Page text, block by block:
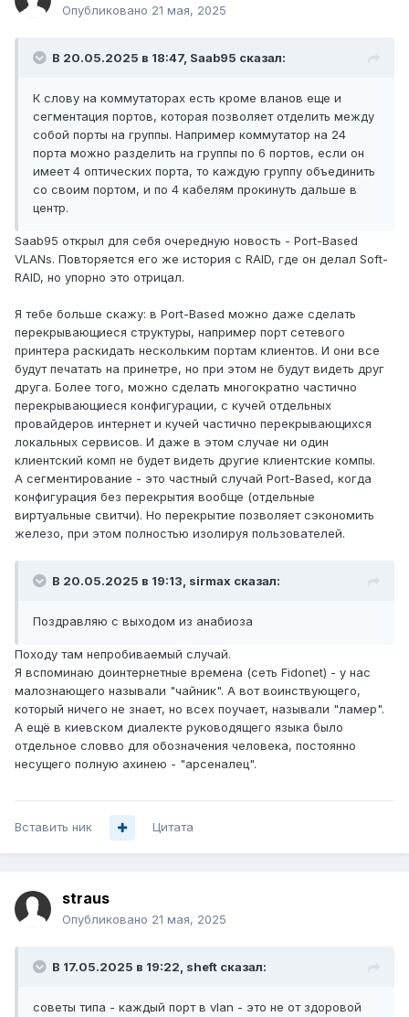
Опубликовано 21 мая, 2025
В 20.05.2025 в 18:47, Saab95 сказал:
К слову на коммутаторах есть кроме вланов еще и
сегментация портов, которая позволяет отделить между
собой порты на группы. Например коммутатор на 24
порта можно разделить на группы по 6 портов, если он
имеет 4 оптических порта, то каждую группу объединить
со своим портом, и по 4 кабелям прокинуть дальше в
центр.
Saab95 открыл для себя очередную новость - Port-Based
VLANs. Повторяется его же история с RAID, где он делал Soft-
RAID, но упорно это отрицал.
Я тебе больше скажу: в Port-Based можно даже сделать
перекрывающиеся структуры, например порт сетевого
принтера раскидать нескольким портам клиентов. И они все
будут печатать на принетре, но при этом не будут видеть друг
друга. Более того, можно сделать многократно частично
перекрывающиеся конфигурации, с кучей отдельных
провайдеров интернет и кучей частично перекрывающихся
локальных сервисов. И даже в этом случае ни один
клиентский комп не будет видеть другие клиентские компы.
А сегментирование - это частный случай Port-Based, когда
конфигурация без перекрытия вообще (отдельные
виртуальные свитчи). Но перекрытие позволяет сэкономить
железо, при этом полностью изолируя пользователей.
В 20.05.2025 в 19:13, sirmax сказал:
Поздравляю с выходом из анабиоза
Походу там непробиваемый случай.
Я вспоминаю доинтернетные времена (сеть Fidonet) - у нас
малознающего называли "чайник". А вот воинствующего,
который ничего не знает, но всех поучает, называли "ламер".
А ещё в киевском диалекте руководящего языка было
отдельное словво для обозначения человека, постоянно
несущего полную ахинею - "арсеналец".
Вставить ник Цитата
straus
Опубликовано 21 мая, 2025
В 17.05.2025 в 19:22, sheft сказал:
советы типа - каждый порт в vlan - это не от здоровой